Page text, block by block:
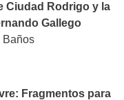
Ciudad Rodrigo y la
Gallego
Baños
Fragmentos para